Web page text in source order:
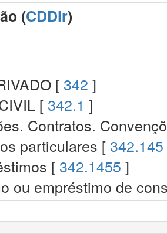
(CDDir)
[ 342 ]
[ 342.1 ]
Contratos.
particulares [ 342.145
[ 342.1455 ]
ou empréstimo de